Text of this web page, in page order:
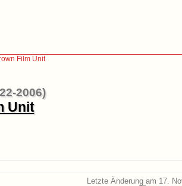
Film Unit
2006)
Unit
Letzte Änderung am 17.